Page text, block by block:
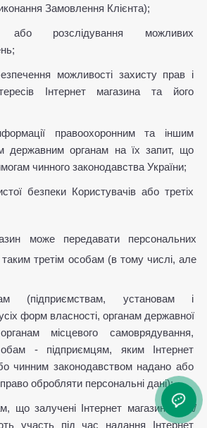
Замовлення Клієнта);
або розслідування можливих
можливості захисту прав і
Інтернет магазина та його
правоохоронним та іншим
державним органам на їх запит, що
чинного законодавства України;
безпеки Користувачів або третіх
може передавати персональних
таким третім особам (в тому числі, але
(підприємствам, установам і
форм власності, органам державної
місцевого самоврядування,
- підприємцям, яким Інтернет
чинним законодавством надано або
обробляти персональні дані);
що залучені Інтернет магазином та/
участь під час надання Інтернет